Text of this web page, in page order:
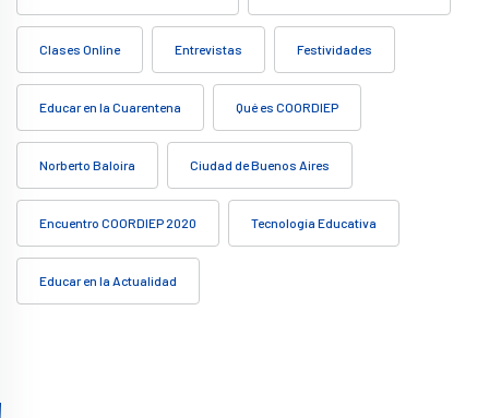
Clases Online Entrevistas Festividades
Educar en la Cuarentena Qué es COORDIEP
Norberto Baloira Ciudad de Buenos Aires
Encuentro COORDIEP 2020 Tecnología Educativa
Educar en la Actualidad